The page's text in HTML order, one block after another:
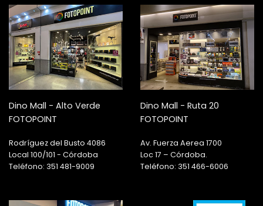
Dino Mall - Alto Verde
FOTOPOINT
Rodríguez del Busto 4086
Local 100/101 - Córdoba
Teléfono: 351 481-9009
Dino Mall - Ruta 20
FOTOPOINT
Av. Fuerza Aerea 1700
Loc 17 – Córdoba.
Teléfono: 351 466-6006